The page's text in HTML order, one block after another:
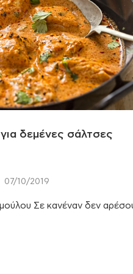
δεμένες σάλτσες
07/10/2019
Σε κανέναν δεν